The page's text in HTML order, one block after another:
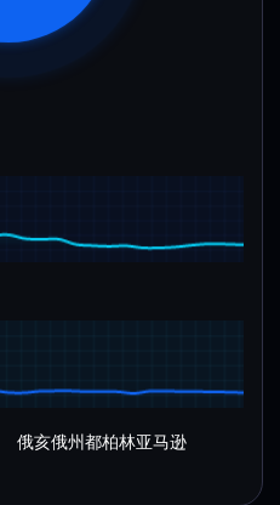
俄亥俄州都柏林亚马逊